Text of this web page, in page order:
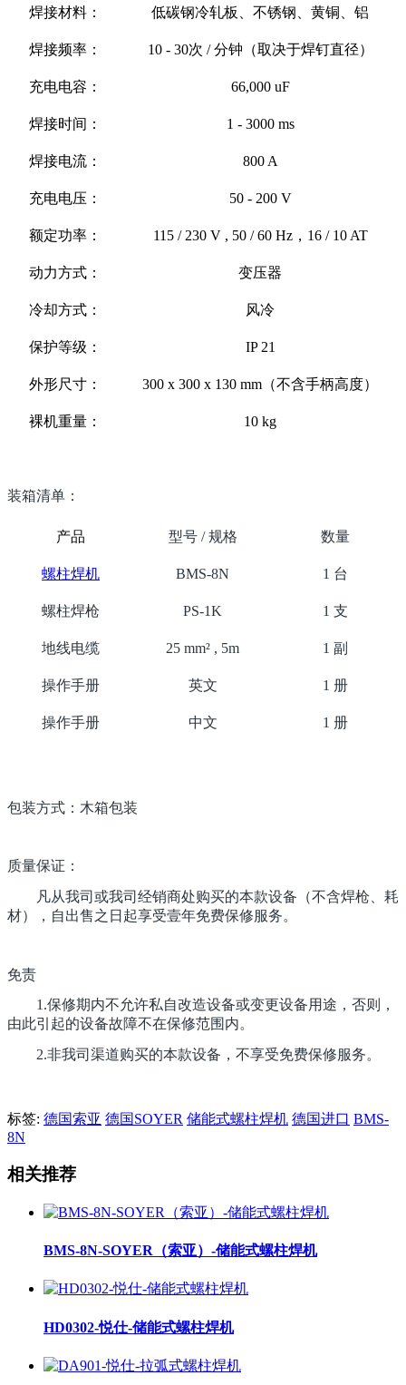
焊接材料： 低碳钢冷轧板、不锈钢、黄铜、铝
焊接频率： 10 - 30次 / 分钟（取决于焊钉直径）
充电电容： 66,000 uF
焊接时间： 1 - 3000 ms
焊接电流： 800 A
充电电压： 50 - 200 V
额定功率： 115 / 230 V , 50 / 60 Hz，16 / 10 AT
动力方式： 变压器
冷却方式： 风冷
保护等级： IP 21
外形尺寸： 300 x 300 x 130 mm（不含手柄高度）
裸机重量： 10 kg
装箱清单：
产品 型号 / 规格 数量
螺柱焊机 BMS-8N 1 台
螺柱焊枪 PS-1K 1 支
地线电缆 25 mm² , 5m 1 副
操作手册 英文 1 册
操作手册 中文 1 册
包装方式：木箱包装
质量保证：
凡从我司或我司经销商处购买的本款设备（不含焊枪、耗
材），自出售之日起享受壹年免费保修服务。
免责
1.保修期内不允许私自改造设备或变更设备用途，否则，
由此引起的设备故障不在保修范围内。
2.非我司渠道购买的本款设备，不享受免费保修服务。
标签: 德国索亚 德国SOYER 储能式螺柱焊机 德国进口 BMS-
8N
相关推荐
BMS-8N-SOYER（索亚）-储能式螺柱焊机
HD0302-悦仕-储能式螺柱焊机